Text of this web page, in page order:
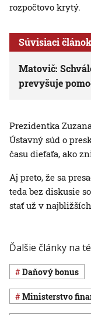
rozpočtovo krytý.
Súvisiaci článok
Matovič:
prevyšuje
Prezidentka
Ústavný súd o
času dieťaťa, ako
Aj preto, že sa
teda bez diskusie
stať už v
Ďalšie články na
daňový bonus
Ministerstvo